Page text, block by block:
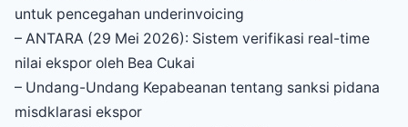
untuk pencegahan underinvoicing
– ANTARA (29 Mei 2026): Sistem verifikasi real-time
nilai ekspor oleh Bea Cukai
– Undang-Undang Kepabeanan tentang sanksi pidana
misdklarasi ekspor